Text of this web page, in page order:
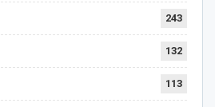
243
132
113